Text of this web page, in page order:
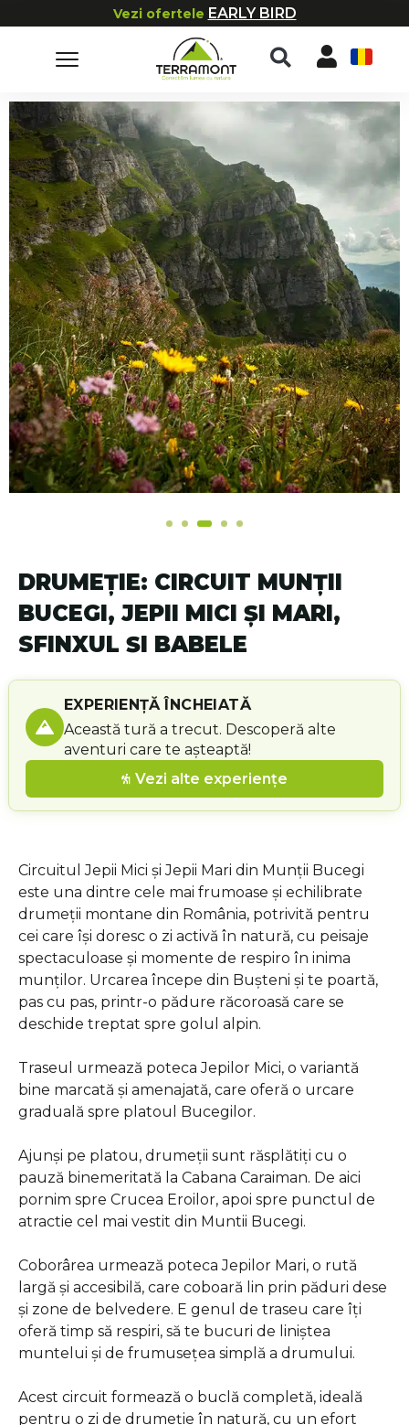
Vezi ofertele EARLY BIRD
DRUMEȚIE: CIRCUIT MUNȚII
BUCEGI, JEPII MICI ȘI MARI,
SFINXUL ŞI BABELE
EXPERIENȚĂ ÎNCHEIATĂ
Această tură a trecut. Descoperă alte
aventuri care te așteaptă!
Vezi alte experiențe
Circuitul Jepii Mici și Jepii Mari din Munții Bucegi
este una dintre cele mai frumoase și echilibrate
drumeții montane din România, potrivită pentru
cei care își doresc o zi activă în natură, cu peisaje
spectaculoase și momente de respiro în inima
munților. Urcarea începe din Bușteni și te poartă,
pas cu pas, printr-o pădure răcoroasă care se
deschide treptat spre golul alpin.
Traseul urmează poteca Jepilor Mici, o variantă
bine marcată și amenajată, care oferă o urcare
graduală spre platoul Bucegilor.
Ajunși pe platou, drumeții sunt răsplătiți cu o
pauză binemeritată la Cabana Caraiman. De aici
pornim spre Crucea Eroilor, apoi spre punctul de
atractie cel mai vestit din Muntii Bucegi.
Coborârea urmează poteca Jepilor Mari, o rută
largă și accesibilă, care coboară lin prin păduri dese
și zone de belvedere. E genul de traseu care îți
oferă timp să respiri, să te bucuri de liniștea
muntelui și de frumusețea simplă a drumului.
Acest circuit formează o buclă completă, ideală
pentru o zi de drumeție în natură, cu un efort